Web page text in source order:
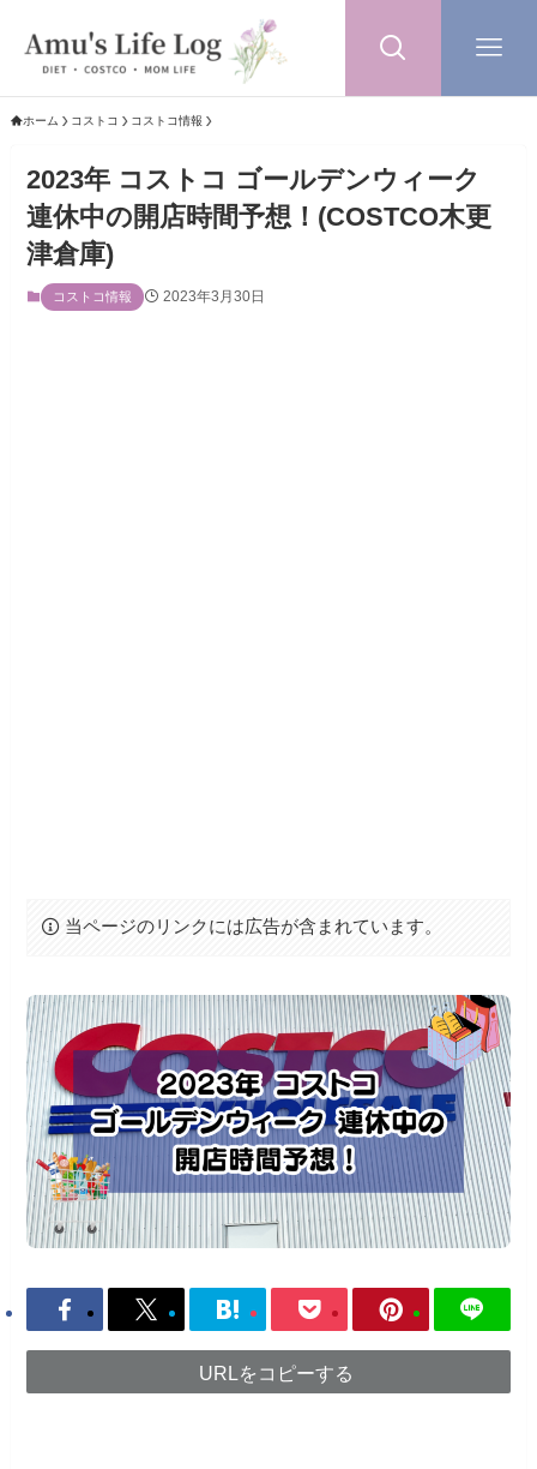
ホーム コストコ コストコ情報
2023年 コストコ ゴールデンウィーク
連休中の開店時間予想！(COSTCO木更
津倉庫)
コストコ情報 2023年3月30日
当ページのリンクには広告が含まれています。
URLをコピーする